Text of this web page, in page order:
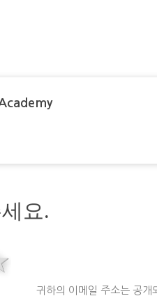
요.
stars
귀하의 이메일 주소는 공개